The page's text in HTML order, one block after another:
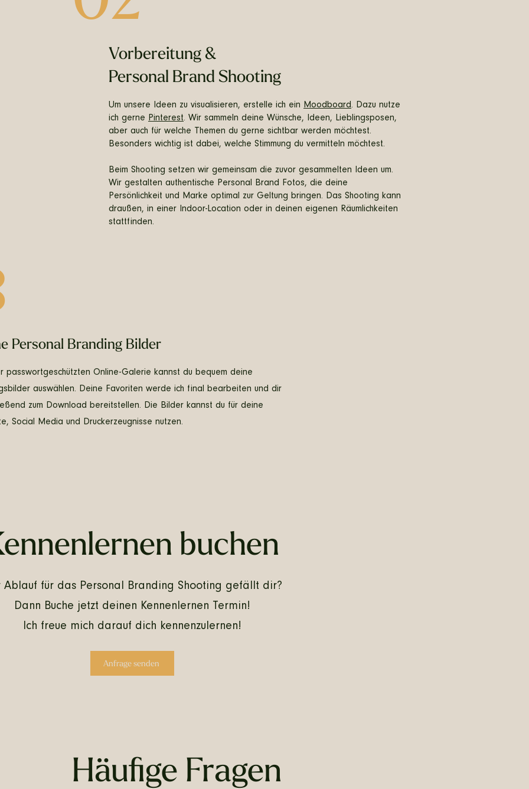
Vorbereitung &
Personal Brand Shooting
Um unsere Ideen zu visualisieren, erstelle ich ein Moodboard. Dazu nutze
ich gerne Pinterest. Wir sammeln deine Wünsche, Ideen, Lieblingsposen,
aber auch für welche Themen du gerne sichtbar werden möchtest.
Besonders wichtig ist dabei, welche Stimmung du vermitteln möchtest.
Beim Shooting setzen wir gemeinsam die zuvor gesammelten Ideen um.
Wir gestalten authentische Personal Brand Fotos, die deine
Persönlichkeit und Marke optimal zur Geltung bringen. Das Shooting kann
draußen, in einer Indoor-Location oder in deinen eigenen Räumlichkeiten
stattfinden.
Personal Branding Bilder
passwortgeschützten Online-Galerie kannst du bequem deine
auswählen. Deine Favoriten werde ich final bearbeiten und dir
zum Download bereitstellen. Die Bilder kannst du für deine
Social Media und Druckerzeugnisse nutzen.
buchen
Ablauf für das Personal Branding Shooting gefällt dir?
Dann Buche jetzt deinen Kennenlernen Termin!
Ich freue mich darauf dich kennenzulernen!
Anfrage senden
Häufige Fragen